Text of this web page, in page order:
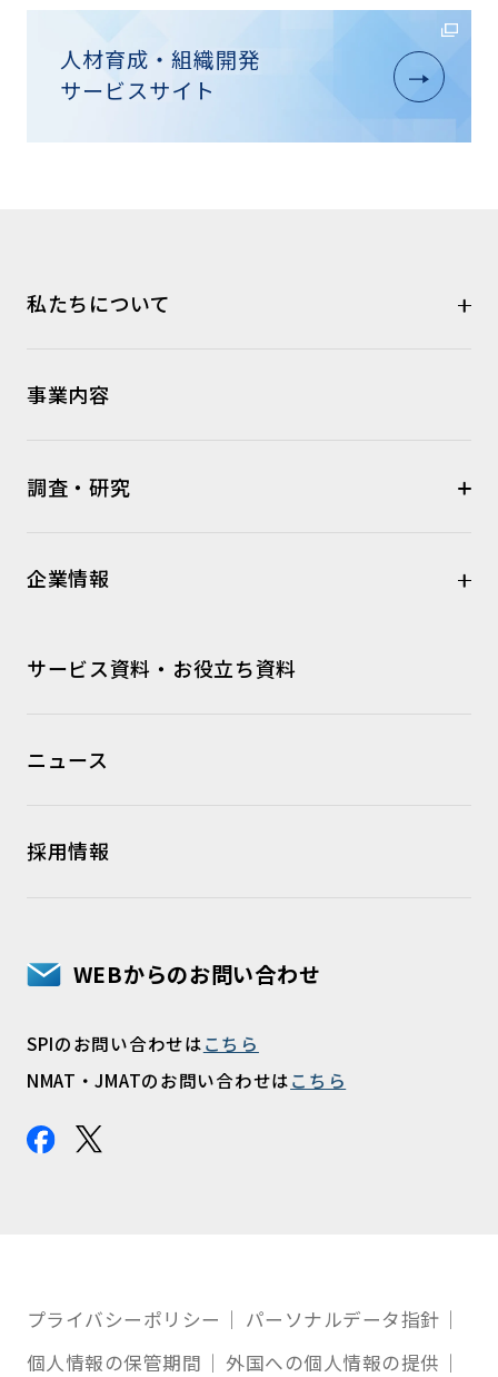
人材育成・組織開発
サービスサイト
私たちについて
事業内容
調査・研究
企業情報
サービス資料・お役立ち資料
ニュース
採用情報
WEBからのお問い合わせ
SPIのお問い合わせはこちら
NMAT・JMATのお問い合わせはこちら
プライバシーポリシー
パーソナルデータ指針
個人情報の保管期間
外国への個人情報の提供